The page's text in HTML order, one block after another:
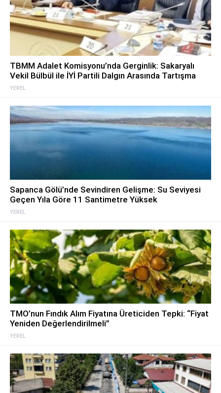
YEREL
TBMM Adalet Komisyonu’nda Gerginlik: Sakaryalı
Vekil Bülbül ile İYİ Partili Dalgın Arasında Tartışma
YEREL
Sapanca Gölü’nde Sevindiren Gelişme: Su Seviyesi
Geçen Yıla Göre 11 Santimetre Yüksek
YEREL
TMO’nun Fındık Alım Fiyatına Üreticiden Tepki: “Fiyat
Yeniden Değerlendirilmeli”